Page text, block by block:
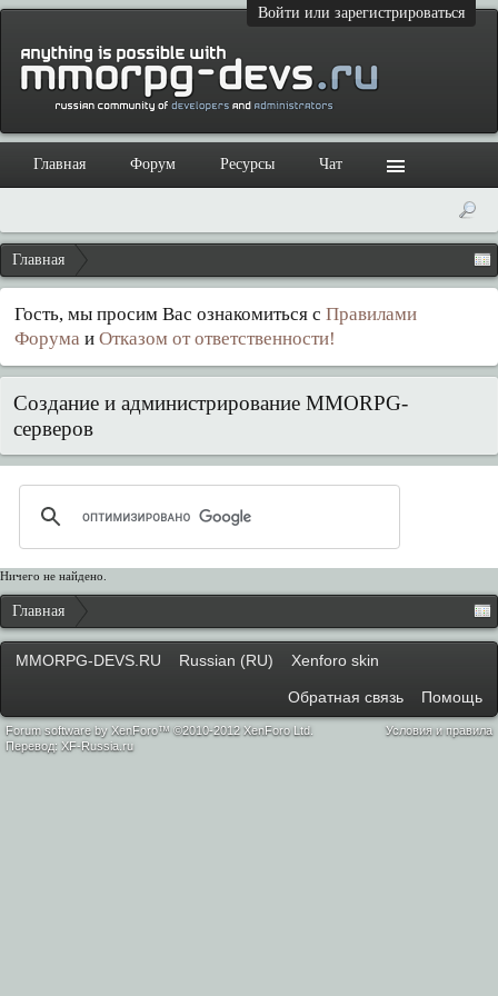
Войти или зарегистрироваться
Главная
Гость, мы просим Вас ознакомиться с Правилами
Форума и Отказом от ответственности!
Создание и администрирование MMORPG-
серверов
Ничего не найдено.
Главная
Главная Форум Ресурсы Чат
MMORPG-DEVS.RU Russian (RU) Xenforo skin
Обратная связь Помощь
Условия и правила
Forum software by XenForo™ ©2010-2012 XenForo Ltd.
Перевод: XF-Russia.ru